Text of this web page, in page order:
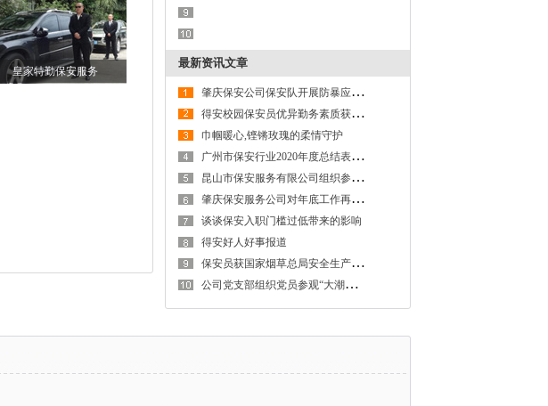
皇家特勤保安服务
最新资讯文章
肇
庆保安公司保安队开展防暴应急演练
得
安校园保安员优异勤务素质获校方表彰
巾帼暖心,铿锵玫瑰的柔情守护
广
州市保安行业2020年度总结表彰暨投入庆祝建党100周年安保工作动员大会顺利召开
昆
山市保安服务有限公司组织参加寄递行业“安全卫士”小分队成立仪式
肇
庆保安服务公司对年底工作再调度再部署
谈谈保安入职门槛过低带来的影响
得安好人好事报道
保
安员获国家烟草总局安全生产工作检查组安全检查组好评
公
司党支部组织党员参观“大潮起珠江”展馆